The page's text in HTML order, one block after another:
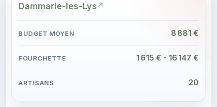
Dammarie-les-Lys
8 881 €
1 615 € - 16 147 €
20